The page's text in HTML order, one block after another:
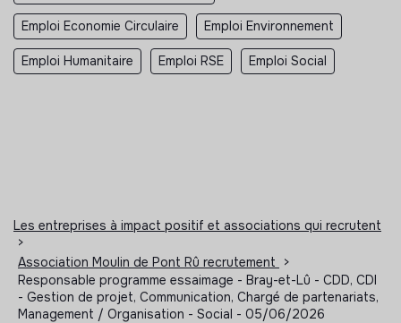
Emploi Economie Circulaire Emploi Environnement
Emploi Humanitaire Emploi RSE Emploi Social
Les entreprises à impact positif et associations qui recrutent
>
Association Moulin de Pont Rû recrutement
>
Responsable programme essaimage - Bray-et-Lû - CDD, CDI
- Gestion de projet, Communication, Chargé de partenariats,
Management / Organisation - Social - 05/06/2026